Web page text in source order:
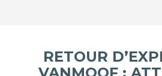
RETOUR